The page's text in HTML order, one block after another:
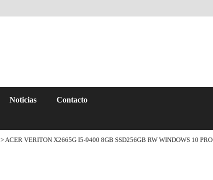
Noticias Contacto
> ACER VERITON X2665G I5-9400 8GB SSD256GB RW WINDOWS 10 PRO